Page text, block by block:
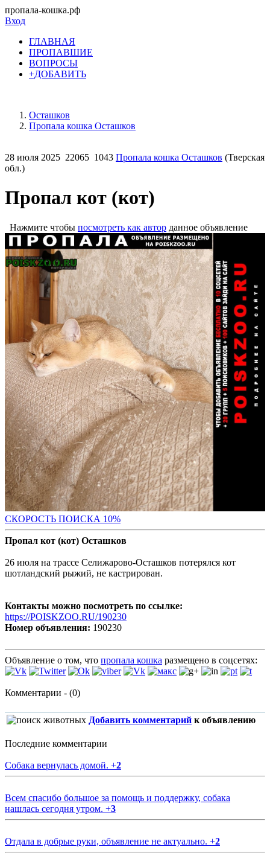
пропала-кошка.рф
Вход
ГЛАВНАЯ
ПРОПАВШИЕ
ВОПРОСЫ
+ДОБАВИТЬ
Осташков
Пропала кошка Осташков
28 июля 2025 22065 1043 Пропала кошка Осташков (Тверская
обл.)
Пропал кот (кот)
Нажмите чтобы посмотреть как автор данное объявление
СКОРОСТЬ ПОИСКА 10%
Пропал кот (кот) Осташков
26 июля на трассе Селижарово-Осташков потерялся кот
шотландский рыжий, не кастрирован.
Контакты можно посмотреть по ссылке:
https://POISKZOO.RU/190230
Номер объявления: 190230
Объявление о том, что пропала кошка размещено в соцсетях:
Комментарии - (0)
Добавить комментарий к объявлению
Последние комментарии
Собака вернулась домой. +2
Всем спасибо большое за помощь и поддержку, собака
нашлась сегодня утром. +3
Отдала в добрые руки, объявление не актуально. +2